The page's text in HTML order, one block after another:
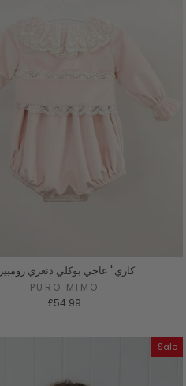
"كاري" عاجي بوكلي دنغري رومبير
PURO MIMO
£54.99
Sale